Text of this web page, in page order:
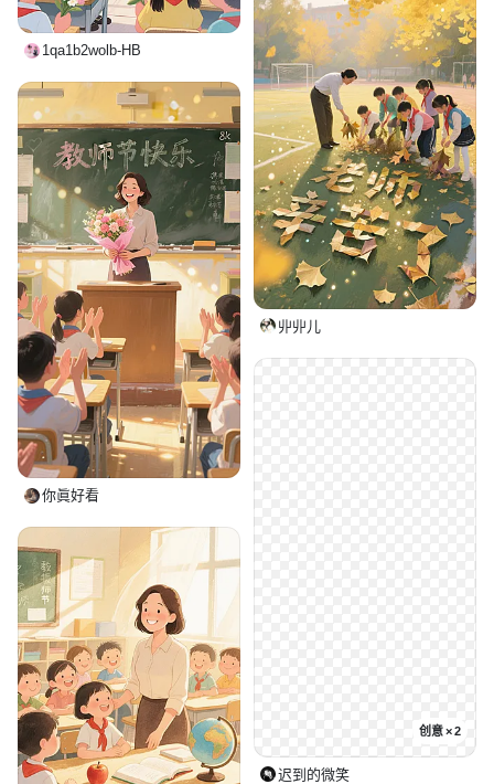
1qa1b2wolb-HB
丱丱儿
你眞好看
创意 × 2
迟到的微笑